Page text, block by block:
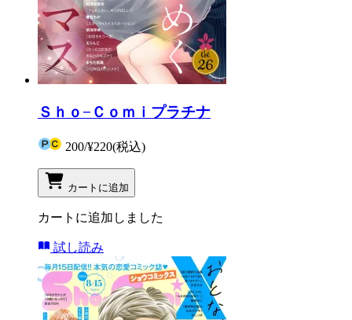
Ｓｈｏ−Ｃｏｍｉプラチナ
200/¥220(税込)
カートに追加
カートに追加しました
試し読み